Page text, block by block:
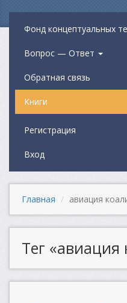
Фонд концептуальных
Вопрос — Ответ
Обратная связь
Книги
Регистрация
Вход
Главная авиация
Тег